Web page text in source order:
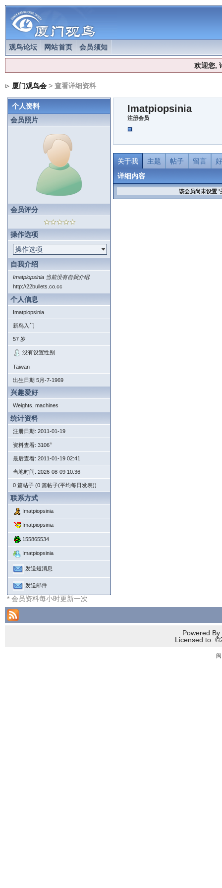
观鸟论坛 网站首页 会员须知
欢迎您,
厦门观鸟会> 查看详细资料
个人资料
会员照片
会员评分
操作选项
操作选项
自我介绍
Imatpiopsinia 当前没有自我介绍.
http://22bullets.co.cc
个人信息
Imatpiopsinia
新鸟入门
57 岁
没有设置性别
Taiwan
出生日期 5月-7-1969
兴趣爱好
Weights, machines
统计资料
注册日期: 2011-01-19
资料查看: 3106*
最后查看: 2011-01-19 02:41
当地时间: 2026-08-09 10:36
0 篇帖子 (0 篇帖子(平均每日发表))
联系方式
Imatpiopsinia
Imatpiopsinia
155865534
Imatpiopsinia
发送短消息
发送邮件
* 会员资料每小时更新一次
Imatpiopsinia
注册会员
关于我 主题 帖子 留言
详细内容
该会员尚未设置 '
Powered
Licensed to: